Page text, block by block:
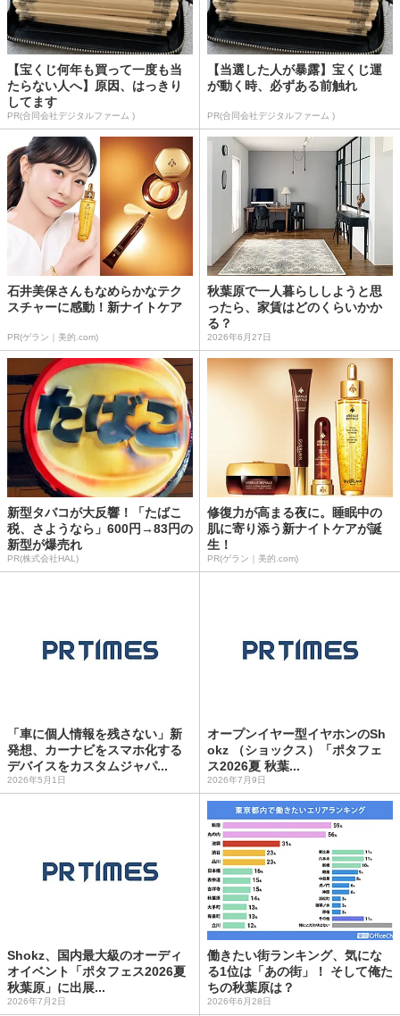
【宝くじ何年も買って一度も当
たらない人へ】原因、はっきり
してます
PR(合同会社デジタルファーム )
【当選した人が暴露】宝くじ運
が動く時、必ずある前触れ
PR(合同会社デジタルファーム )
石井美保さんもなめらかなテク
スチャーに感動！新ナイトケア
PR(ゲラン｜美的.com)
秋葉原で一人暮らししようと思
ったら、家賃はどのくらいかか
る？
2026年6月27日
新型タバコが大反響！「たばこ
税、さようなら」600円→83円の
新型が爆売れ
PR(株式会社HAL)
修復力が高まる夜に。睡眠中の
肌に寄り添う新ナイトケアが誕
生！
PR(ゲラン｜美的.com)
「車に個人情報を残さない」新
発想、カーナビをスマホ化する
デバイスをカスタムジャパ...
2026年5月1日
オープンイヤー型イヤホンのSh
okz （ショックス）「ポタフェ
ス2026夏 秋葉...
2026年7月9日
Shokz、国内最大級のオーディ
オイベント「ポタフェス2026夏
秋葉原」に出展...
2026年7月2日
働きたい街ランキング、気にな
る1位は「あの街」！ そして俺た
ちの秋葉原は？
2026年6月28日